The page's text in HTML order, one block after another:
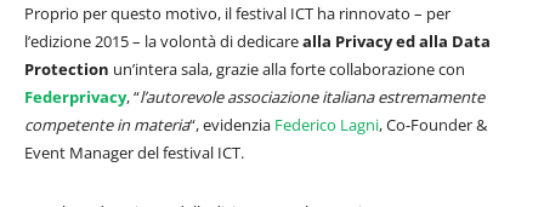
Proprio per questo motivo, il festival ICT ha rinnovato – per
l’edizione 2015 – la volontà di dedicarealla Privacy ed alla Data
Protection un’intera sala, grazie alla forte collaborazione con
Federprivacy, “l’autorevole associazione italiana estremamente
competente in materia“, evidenzia Federico Lagni, Co-Founder &
Event Manager del festival ICT.